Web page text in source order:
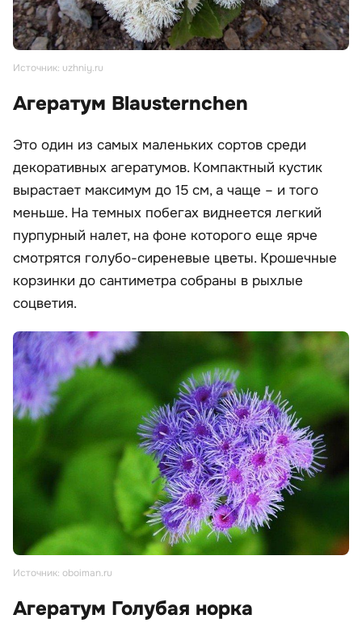
Источник: uzhniy.ru
Агератум Blausternchen
Это один из самых маленьких сортов среди
декоративных агератумов. Компактный кустик
вырастает максимум до 15 см, а чаще – и того
меньше. На темных побегах виднеется легкий
пурпурный налет, на фоне которого еще ярче
смотрятся голубо-сиреневые цветы. Крошечные
корзинки до сантиметра собраны в рыхлые
соцветия.
Источник: oboiman.ru
Агератум Голубая норка